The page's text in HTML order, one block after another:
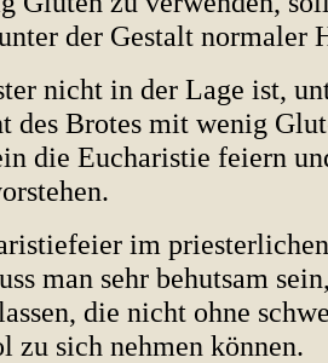
der Gestalt normaler
nicht in der Lage ist,
des Brotes mit wenig
die Eucharistie feiern
im
man sehr behutsam
die nicht ohne
zu sich nehmen können.